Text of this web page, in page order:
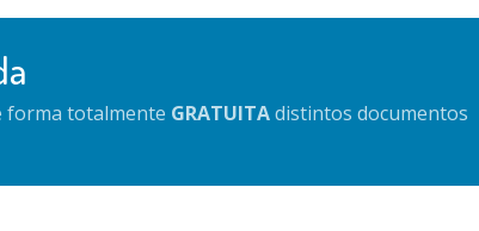
forma totalmente GRATUITAdistintos documentos